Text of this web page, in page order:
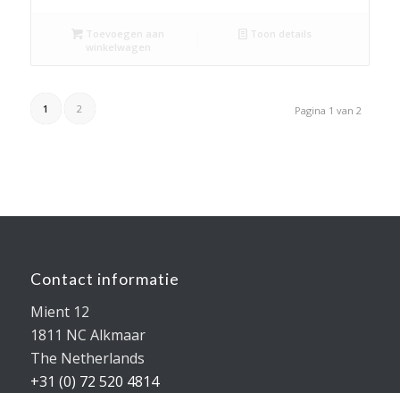
Toevoegen aan
winkelwagen
Toon details
Pagina 1 van 2
1 2
Contact informatie
Mient 12
1811 NC Alkmaar
The Netherlands
+31 (0) 72 520 4814